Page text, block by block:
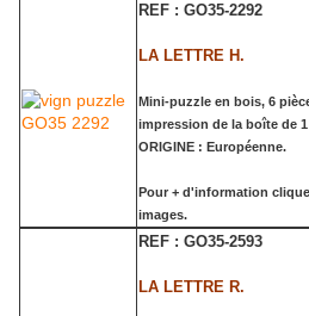
REF : GO35-2292
LA LETTRE H.
Mini-puzzle en bois, 6
impression de la boîte de
ORIGINE : Européenne.
Pour + d'information
images.
REF : GO35-2593
LA LETTRE R.